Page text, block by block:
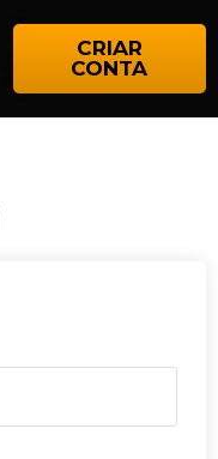
CRIAR
CONTA